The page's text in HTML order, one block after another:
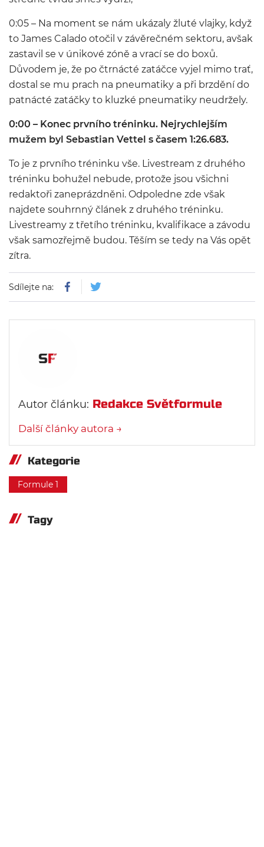
0:05 – Na moment se nám ukázaly žluté vlajky, když
to James Calado otočil v závěrečném sektoru, avšak
zastavil se v únikové zóně a vrací se do boxů.
Důvodem je, že po čtrnácté zatáčce vyjel mimo trať,
dostal se mu prach na pneumatiky a při brzdění do
patnácté zatáčky to kluzké pneumatiky neudržely.
0:00 – Konec prvního tréninku. Nejrychlejším
mužem byl Sebastian Vettel s časem 1:26.683.
To je z prvního tréninku vše. Livestream z druhého
tréninku bohužel nebude, protože jsou všichni
redaktoři zaneprázdněni. Odpoledne zde však
najdete souhrnný článek z druhého tréninku.
Livestreamy z třetího tréninku, kvalifikace a závodu
však samozřejmě budou. Těším se tedy na Vás opět
zítra.
Sdílejte na:
Autor článku: Redakce Světformule
Další články autora →
Kategorie
Formule 1
Tagy